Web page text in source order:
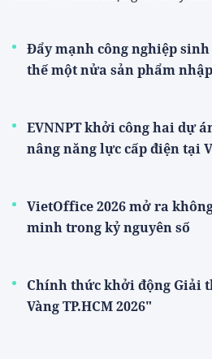
Đẩy mạnh công nghiệp
thế một nửa sản phẩm
EVNNPT khởi công hai dự
nâng năng lực cấp điện tại
VietOffice 2026 mở ra
minh trong kỷ nguyên số
Chính thức khởi động Giải
Vàng TP.HCM 2026"